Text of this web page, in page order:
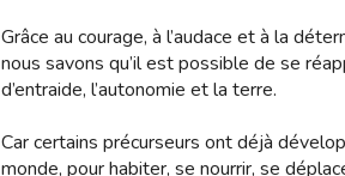
Grâce au courage, à l’audace et à la
nous savons qu’il est possible de se
d’entraide, l’autonomie et la terre.
Car certains précurseurs ont déjà
monde, pour habiter, se nourrir, se